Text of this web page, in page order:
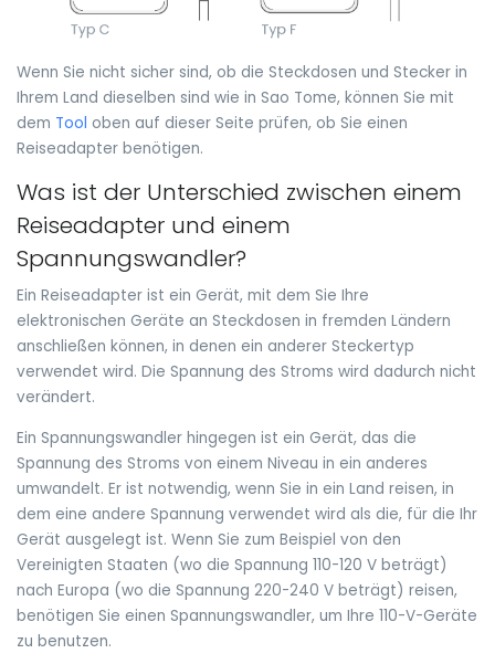
Wenn Sie nicht sicher sind, ob die Steckdosen und Stecker in
Ihrem Land dieselben sind wie in Sao Tome, können Sie mit
dem Tool oben auf dieser Seite prüfen, ob Sie einen
Reiseadapter benötigen.
Was ist der Unterschied zwischen einem
Reiseadapter und einem
Spannungswandler?
Ein Reiseadapter ist ein Gerät, mit dem Sie Ihre
elektronischen Geräte an Steckdosen in fremden Ländern
anschließen können, in denen ein anderer Steckertyp
verwendet wird. Die Spannung des Stroms wird dadurch nicht
verändert.
Ein Spannungswandler hingegen ist ein Gerät, das die
Spannung des Stroms von einem Niveau in ein anderes
umwandelt. Er ist notwendig, wenn Sie in ein Land reisen, in
dem eine andere Spannung verwendet wird als die, für die Ihr
Gerät ausgelegt ist. Wenn Sie zum Beispiel von den
Vereinigten Staaten (wo die Spannung 110-120 V beträgt)
nach Europa (wo die Spannung 220-240 V beträgt) reisen,
benötigen Sie einen Spannungswandler, um Ihre 110-V-Geräte
zu benutzen.